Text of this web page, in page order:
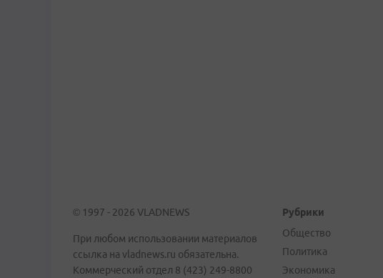
© 1997 - 2026 VLADNEWS
При любом использовании материалов
ссылка на vladnews.ru обязательна.
Коммерческий отдел 8 (423) 249-8800
Рубрики
Общество
Политика
Экономика